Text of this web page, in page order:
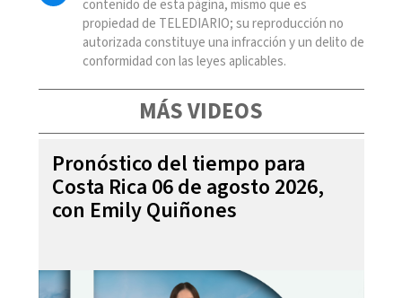
contenido de esta página, mismo que es
propiedad de TELEDIARIO; su reproducción no
autorizada constituye una infracción y un delito de
conformidad con las leyes aplicables.
MÁS VIDEOS
Pronóstico del tiempo para
Costa Rica 06 de agosto 2026,
con Emily Quiñones